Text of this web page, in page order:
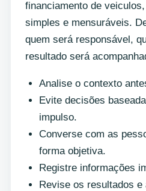
financiamento de
simples e mensuráveis.
quem será responsável,
resultado será
Analise o contexto
Evite decisões
impulso.
Converse com as
forma objetiva.
Registre informações
Revise os resultados e